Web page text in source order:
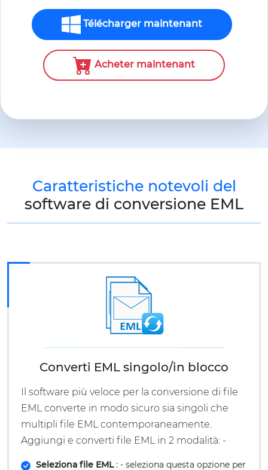
Télécharger maintenant
Acheter maintenant
Caratteristiche notevoli del
software di conversione EML
Converti EML singolo/in blocco
Il software più veloce per la conversione di file
EML converte in modo sicuro sia singoli che
multipli file EML contemporaneamente.
Aggiungi e converti file EML in 2 modalità: -
Seleziona file EML: - seleziona questa opzione per